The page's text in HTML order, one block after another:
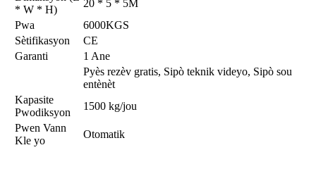
* W * H)
20 * 5 * 5M
Pwa
6000KGS
Sètifikasyon
CE
Garanti
1 Ane
Pyès rezèv gratis, Sipò teknik videyo, Sipò sou
entènèt
Kapasite
Pwodiksyon
1500 kg/jou
Pwen Vann
Kle yo
Otomatik